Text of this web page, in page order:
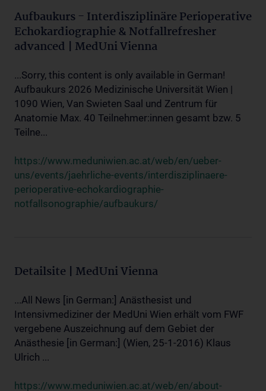
Aufbaukurs - Interdisziplinäre Perioperative
Echokardiographie & Notfallrefresher
advanced | MedUni Vienna
...Sorry, this content is only available in German!
Aufbaukurs 2026 Medizinische Universität Wien |
1090 Wien, Van Swieten Saal und Zentrum für
Anatomie Max. 40 Teilnehmer:innen gesamt bzw. 5
Teilne...
https://www.meduniwien.ac.at/web/en/ueber-
uns/events/jaehrliche-events/interdisziplinaere-
perioperative-echokardiographie-
notfallsonographie/aufbaukurs/
Detailsite | MedUni Vienna
...All News [in German:] Anästhesist und
Intensivmediziner der MedUni Wien erhält vom FWF
vergebene Auszeichnung auf dem Gebiet der
Anästhesie [in German:] (Wien, 25-1-2016) Klaus
Ulrich ...
https://www.meduniwien.ac.at/web/en/about-